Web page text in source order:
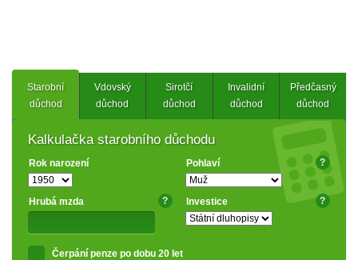
Starobní
důchod
Vdovský
důchod
Sirotčí
důchod
Invalidní
důchod
Předčasný
důchod
Kalkulačka starobního důchodu
Rok narození Pohlaví ?
Hrubá mzda ? Investice ?
Čerpání penze po dobu 20 let